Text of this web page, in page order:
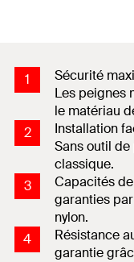
1
Sécurité
Les peignes
le matériau
2
Installation
Sans outil
classique.
3
Capacités
garanties
nylon.
4
Résistance
garantie